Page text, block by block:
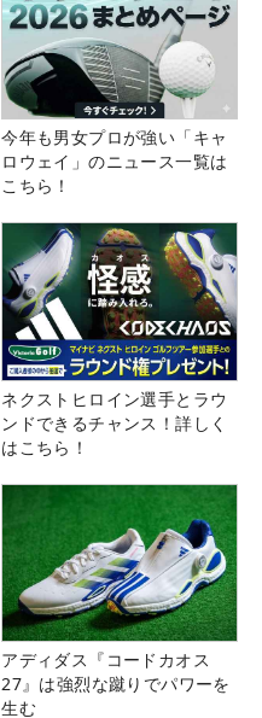
今年も男女プロが強い「キャ
ロウェイ」のニュース一覧は
こちら！
ネクストヒロイン選手とラウ
ンドできるチャンス！詳しく
はこちら！
アディダス『コードカオス
27』は強烈な蹴りでパワーを
生む